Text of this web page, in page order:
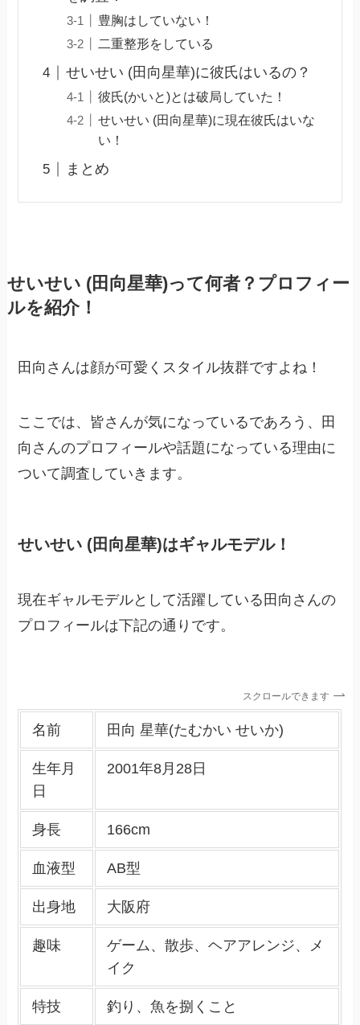
豊胸はしていない！
二重整形をしている
せいせい (田向星華)に彼氏はいるの？
彼氏(かいと)とは破局していた！
せいせい (田向星華)に現在彼氏はいな
い！
まとめ
せいせい (田向星華)って何者？プロフィー
ルを紹介！
田向さんは顔が可愛くスタイル抜群ですよね！
ここでは、皆さんが気になっているであろう、田
向さんのプロフィールや話題になっている理由に
ついて調査していきます。
せいせい (田向星華)はギャルモデル！
現在ギャルモデルとして活躍している田向さんの
プロフィールは下記の通りです。
スクロールできます
名前 田向 星華(たむかい せいか)
生年月
日
2001年8月28日
身長 166cm
血液型 AB型
出身地 大阪府
趣味
ゲーム、散歩、ヘアアレンジ、メ
イク
特技 釣り、魚を捌くこと